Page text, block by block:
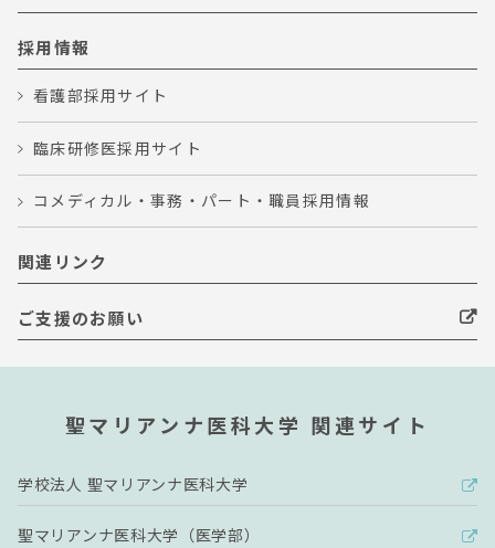
採用情報
看護部採用サイト
臨床研修医採用サイト
コメディカル・事務・パート・職員採用情報
関連リンク
ご支援のお願い
聖マリアンナ医科大学 関連サイト
学校法人 聖マリアンナ医科大学
聖マリアンナ医科大学（医学部）